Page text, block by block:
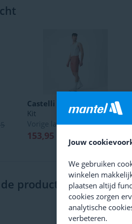
Castelli Free Aero Race S
Kit
Vorige laagste prijs189,95
153,95
productspecialist
Jouw
We gebruiken
winkelen
plaatsen altijd
cookies zorgen
analytische
verbeteren.